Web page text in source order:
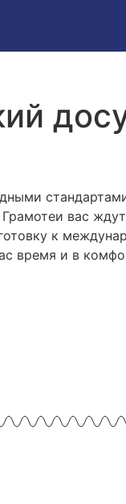
вас
к
время и в